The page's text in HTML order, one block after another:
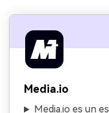
Media.io
Media.io es un